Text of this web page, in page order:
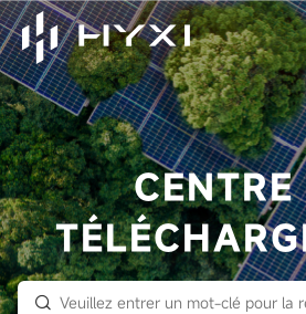
CENTRE